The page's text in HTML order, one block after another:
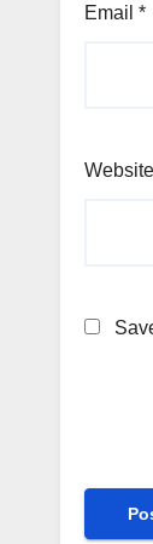
Email *
Website